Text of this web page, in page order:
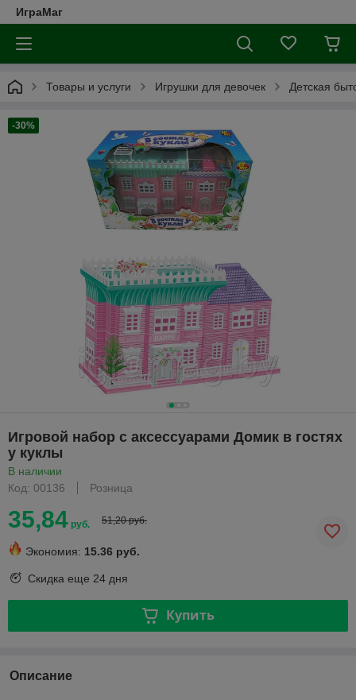
ИграМаг
Товары и услуги Игрушки для девочек Детская
-30%
Игровой набор с аксессуарами Домик в гостях
у куклы
В наличии
Код: 00136
Розница
35,84 руб. 51,20 руб.
Экономия: 15.36 руб.
Скидка еще 24 дня
Купить
Описание